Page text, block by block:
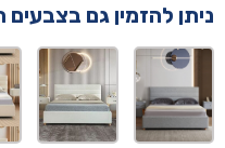
ניתן להזמין גם בצבעים